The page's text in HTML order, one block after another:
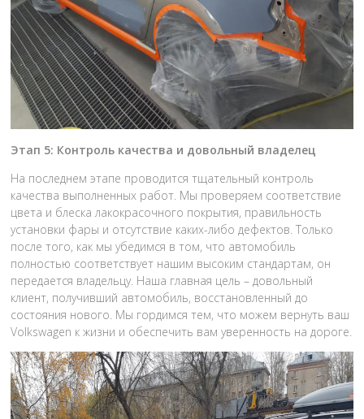
Этап 5: Контроль качества и довольный владелец
На последнем этапе проводится тщательный контроль
качества выполненных работ. Мы проверяем соответствие
цвета и блеска лакокрасочного покрытия, правильность
установки фары и отсутствие каких-либо дефектов. Только
после того, как мы убедимся в том, что автомобиль
полностью соответствует нашим высоким стандартам, он
передается владельцу. Наша главная цель – довольный
клиент, получивший автомобиль, восстановленный до
состояния нового. Мы гордимся тем, что можем вернуть ваш
Volkswagen к жизни и обеспечить вам уверенность на дороге.